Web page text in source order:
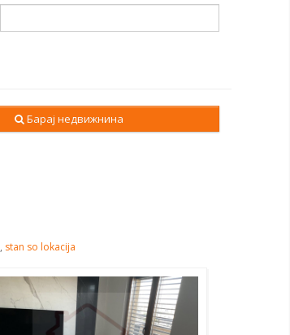
Барај недвижнина
, stan so lokacija